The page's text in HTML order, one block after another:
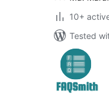
10+
Tested